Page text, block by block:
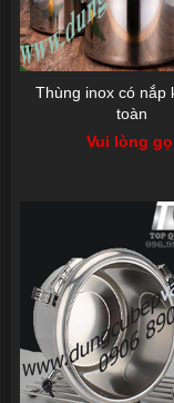
Thùng inox có nắp
toàn
Vui lòng